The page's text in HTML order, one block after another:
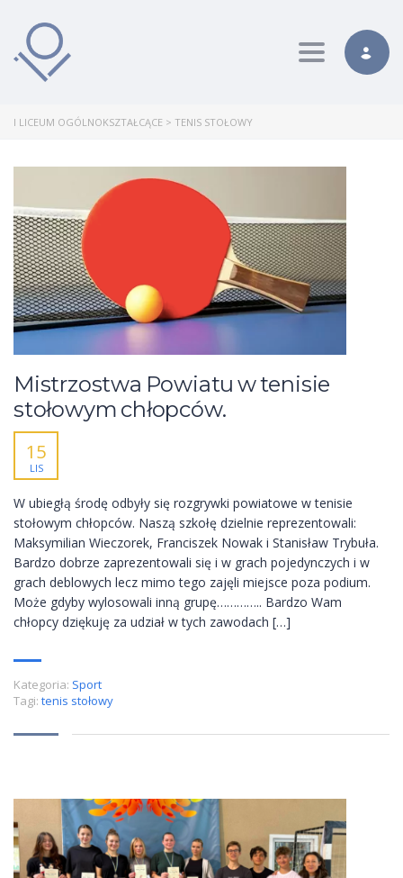
Toggle
I LICEUM OGÓLNOKSZTAŁCĄCE > TENIS STOŁOWY
Mistrzostwa Powiatu w tenisie
stołowym chłopców.
15
LIS
W ubiegłą środę odbyły się rozgrywki powiatowe w tenisie
stołowym chłopców. Naszą szkołę dzielnie reprezentowali:
Maksymilian Wieczorek, Franciszek Nowak i Stanisław Trybuła.
Bardzo dobrze zaprezentowali się i w grach pojedynczych i w
grach deblowych lecz mimo tego zajęli miejsce poza podium.
Może gdyby wylosowali inną grupę………….. Bardzo Wam
chłopcy dziękuję za udział w tych zawodach […]
Kategoria: Sport
Tagi: tenis stołowy